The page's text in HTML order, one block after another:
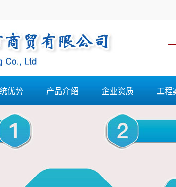
优势 产品介绍 企业资质 工程